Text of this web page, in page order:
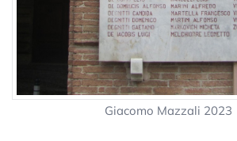
Giacomo Mazzali 2023